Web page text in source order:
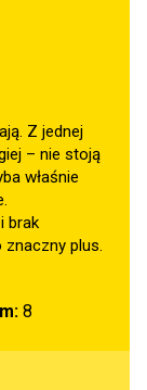
Z jednej
– nie stoją
właśnie
brak
plus.
8